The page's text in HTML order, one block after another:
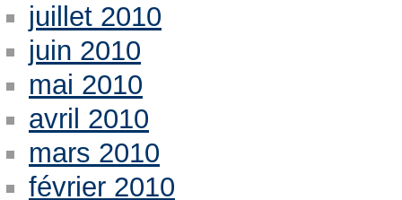
juillet 2010
juin 2010
mai 2010
avril 2010
mars 2010
février 2010